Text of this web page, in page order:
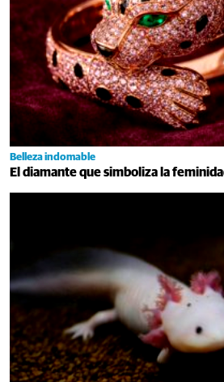
Belleza indomable
El diamante que simboliza la